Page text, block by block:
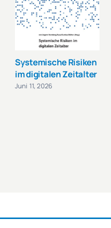
Systemische Risiken
im digitalen Zeitalter
Juni 11, 2026